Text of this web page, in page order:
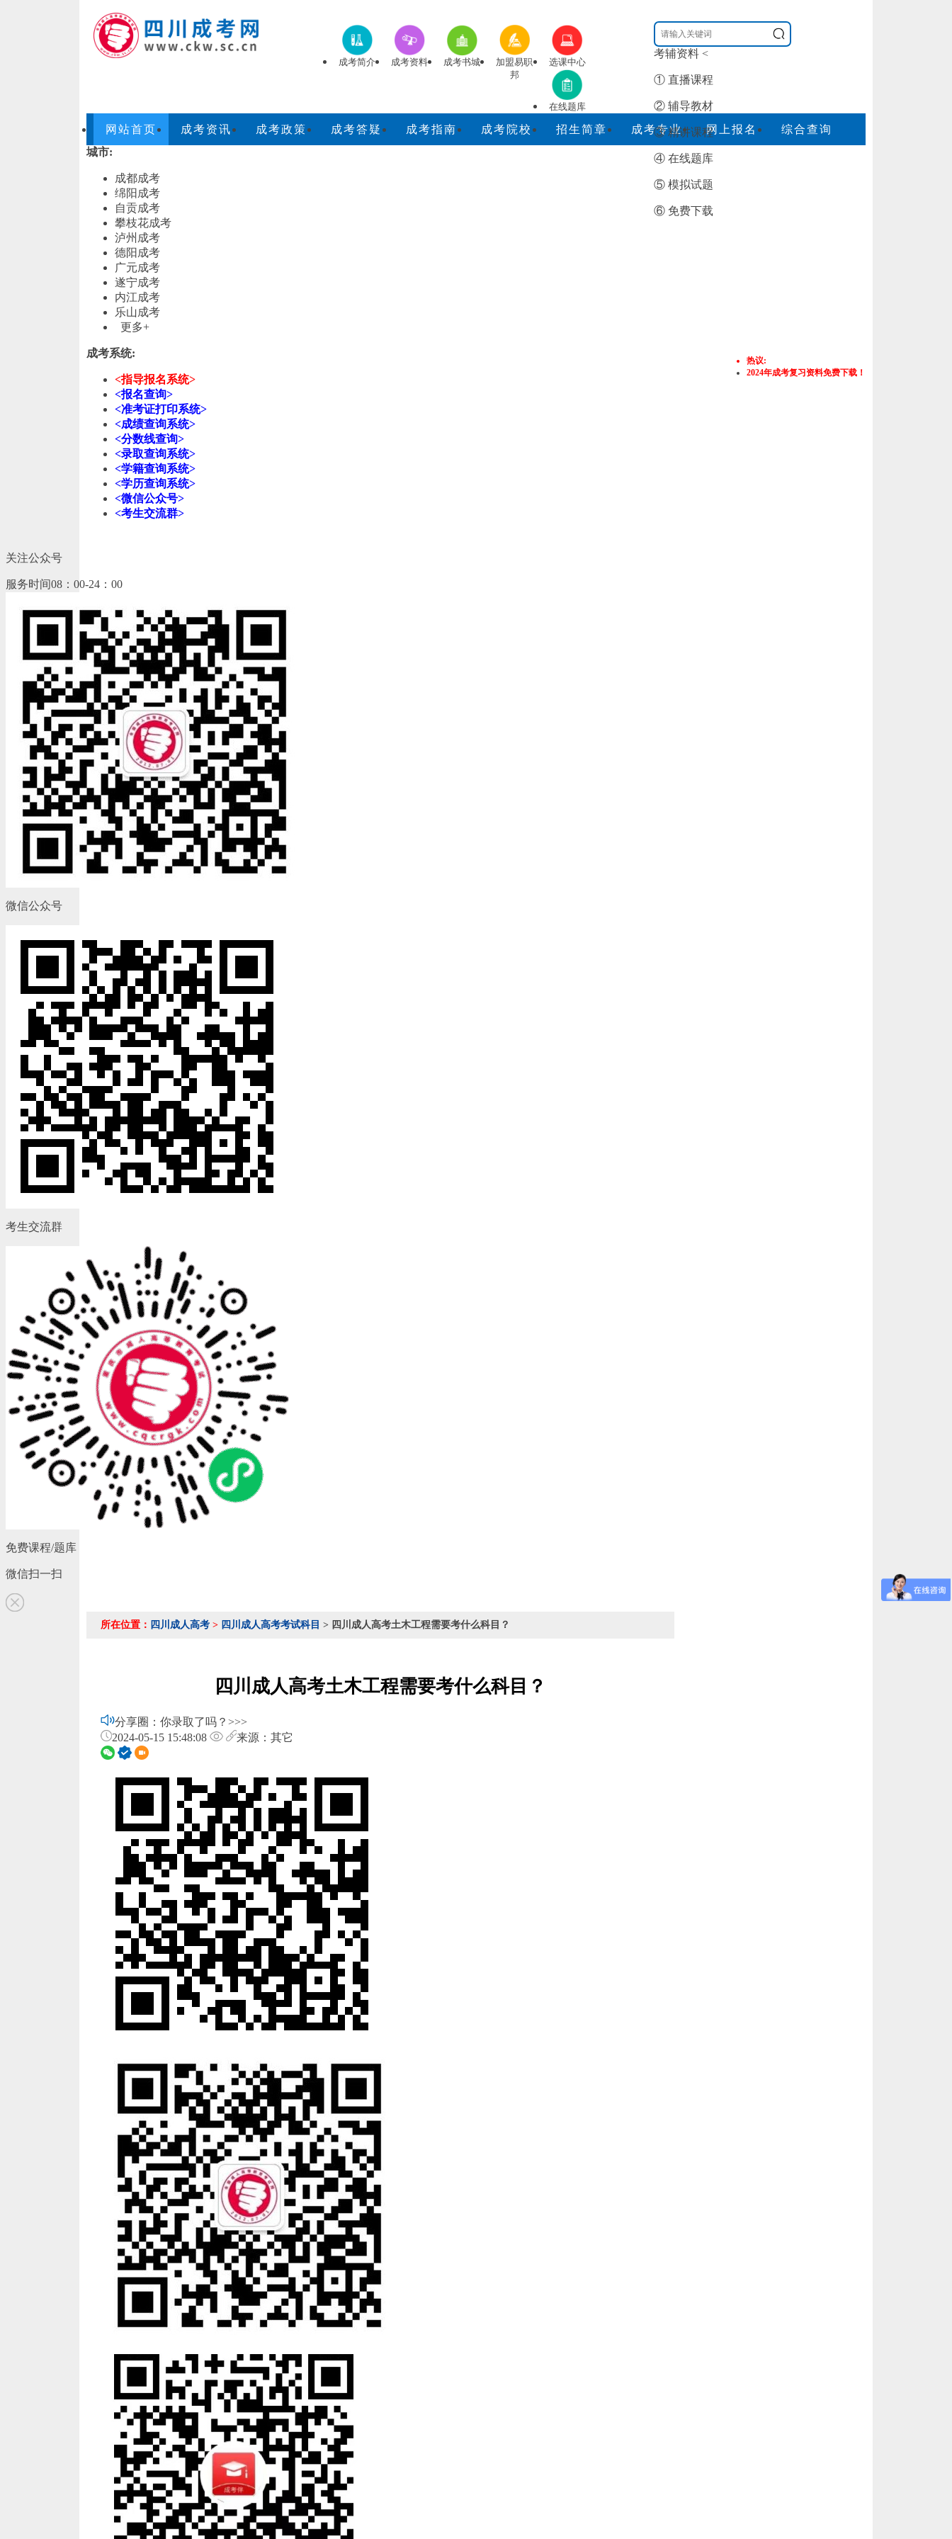
成考简介 成考资料 成考书城
加盟易职
邦
选课中心
在线题库
考辅资料 <
① 直播课程
② 辅导教材
③ 精讲课程
④ 在线题库
⑤ 模拟试题
⑥ 免费下载
网站首页 成考资讯 成考政策 成考答疑 成考指南 成考院校 招生简章 成考专业 网上报名
综合查询
城市:
成都成考
绵阳成考
自贡成考
攀枝花成考
泸州成考
德阳成考
广元成考
遂宁成考
内江成考
乐山成考
更多+
热议:
2024年成考复习资料免费下载！
成考系统:
<指导报名系统>
<报名查询>
<准考证打印系统>
<成绩查询系统>
<分数线查询>
<录取查询系统>
<学籍查询系统>
<学历查询系统>
<微信公众号>
<考生交流群>
关注公众号
服务时间08：00-24：00
微信公众号
考生交流群
免费课程/题库
微信扫一扫
所在位置： 四川成人高考 > 四川成人高考考试科目 > 四川成人高考土木工程需要考什么科目？
四川成人高考土木工程需要考什么科目？
分享圈：你录取了吗？>>>
2024-05-15 15:48:08
来源：其它